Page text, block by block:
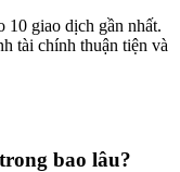
10 giao dịch gần nhất.
tài chính thuận tiện và
bao lâu?